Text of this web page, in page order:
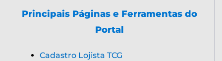
Principais Páginas e Ferramentas do
Portal
Cadastro Lojista TCG